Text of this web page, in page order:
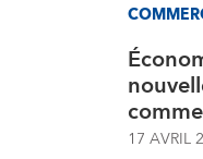
17 AVRIL